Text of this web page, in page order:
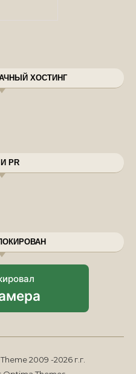
ХОСТИНГ
PR
2009 -2026 г.г.